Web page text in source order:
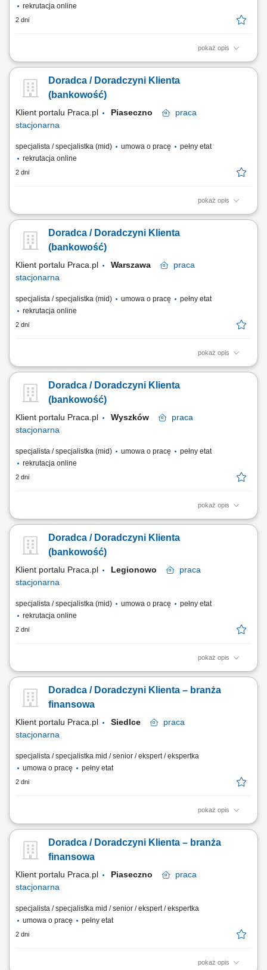
rekrutacja online
2 dni
pokaż opis
obsługa klientów; utrzymywanie dobrych relacji z klientami; realizacja
firm;
Doradca / Doradczyni Klienta
(bankowość)
Klient portalu Praca.pl Piaseczno
praca
stacjonarna
specjalista / specjalistka (mid) umowa o pracę
pełny etat
rekrutacja online
2 dni
pokaż opis
obsługa klientów; utrzymywanie dobrych relacji z klientami; realizacja
firm;
Doradca / Doradczyni Klienta
(bankowość)
Klient portalu Praca.pl Warszawa
praca
stacjonarna
specjalista / specjalistka (mid) umowa o pracę
pełny etat
rekrutacja online
2 dni
pokaż opis
obsługa klientów; utrzymywanie dobrych relacji z klientami; realizacja
firm;
Doradca / Doradczyni Klienta
(bankowość)
Klient portalu Praca.pl Wyszków
praca
stacjonarna
specjalista / specjalistka (mid) umowa o pracę
pełny etat
rekrutacja online
2 dni
pokaż opis
obsługa klientów; utrzymywanie dobrych relacji z klientami; realizacja
firm;
Doradca / Doradczyni Klienta
(bankowość)
Klient portalu Praca.pl Legionowo
praca
stacjonarna
specjalista / specjalistka (mid) umowa o pracę
pełny etat
rekrutacja online
2 dni
pokaż opis
obsługa klientów; utrzymywanie dobrych relacji z klientami; realizacja
firm;
Doradca / Doradczyni Klienta – branża
finansowa
Klient portalu Praca.pl Siedlce
praca
stacjonarna
specjalista / specjalistka mid / senior / ekspert / ekspertka
umowa o pracę
pełny etat
2 dni
pokaż opis
Aktywne pozyskiwanie klientów i budowanie z nimi długofalowych
odpowiednich rozwiązań finansowych. Sprzedaż produktów
bankowych, w tym funduszy inwestycyjnych. Operacyjna obsługa
Doradca / Doradczyni Klienta – branża
finansowa
Klient portalu Praca.pl Piaseczno
praca
stacjonarna
specjalista / specjalistka mid / senior / ekspert / ekspertka
umowa o pracę
pełny etat
2 dni
pokaż opis